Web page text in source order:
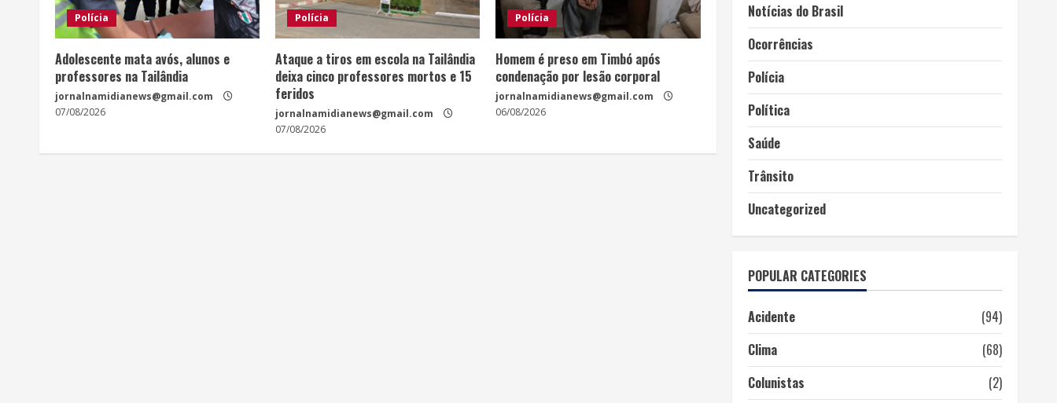
Polícia
Adolescente mata avós, alunos e
professores na Tailândia
jornalnamidianews@gmail.com
07/08/2026
Polícia
Ataque a tiros em escola na Tailândia
deixa cinco professores mortos e 15
feridos
jornalnamidianews@gmail.com
07/08/2026
Polícia
Homem é preso em Timbó após
condenação por lesão corporal
jornalnamidianews@gmail.com
06/08/2026
Notícias do Brasil
Ocorrências
Polícia
Política
Saúde
Trânsito
Uncategorized
POPULAR CATEGORIES
Acidente
(94)
Clima
(68)
Colunistas
(2)